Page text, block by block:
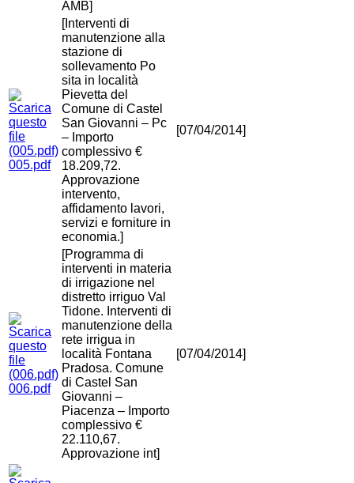
AMB]
005.pdf
[Interventi di
manutenzione alla
stazione di
sollevamento Po
sita in località
Pievetta del
Comune di Castel
San Giovanni – Pc
– Importo
complessivo €
18.209,72.
Approvazione
intervento,
affidamento lavori,
servizi e forniture in
economia.]
[07/04/2014]
006.pdf
[Programma di
interventi in materia
di irrigazione nel
distretto irriguo Val
Tidone. Interventi di
manutenzione della
rete irrigua in
località Fontana
Pradosa. Comune
di Castel San
Giovanni –
Piacenza – Importo
complessivo €
22.110,67.
Approvazione int]
[07/04/2014]